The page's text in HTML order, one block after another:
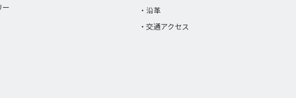
ー
・沿革
・交通アクセス